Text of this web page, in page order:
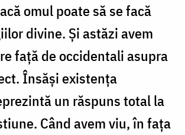
omul poate să se facă
divine. Şi astăzi avem
faţă de occidentali asupra
Însăşi existenţa
un răspuns total la
Când avem viu, în faţa